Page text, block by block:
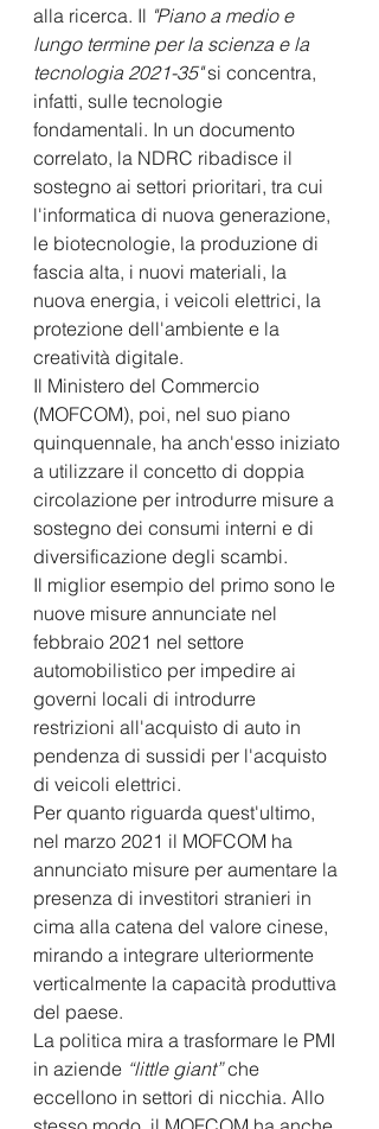
alla ricerca. Il "Piano a medio e
lungo termine per la scienza e la
tecnologia 2021-35" si concentra,
infatti, sulle tecnologie
fondamentali. In un documento
correlato, la NDRC ribadisce il
sostegno ai settori prioritari, tra cui
l'informatica di nuova generazione,
le biotecnologie, la produzione di
fascia alta, i nuovi materiali, la
nuova energia, i veicoli elettrici, la
protezione dell'ambiente e la
creatività digitale.
Il Ministero del Commercio
(MOFCOM), poi, nel suo piano
quinquennale, ha anch'esso iniziato
a utilizzare il concetto di doppia
circolazione per introdurre misure a
sostegno dei consumi interni e di
diversificazione degli scambi.
Il miglior esempio del primo sono le
nuove misure annunciate nel
febbraio 2021 nel settore
automobilistico per impedire ai
governi locali di introdurre
restrizioni all'acquisto di auto in
pendenza di sussidi per l'acquisto
di veicoli elettrici.
Per quanto riguarda quest'ultimo,
nel marzo 2021 il MOFCOM ha
annunciato misure per aumentare la
presenza di investitori stranieri in
cima alla catena del valore cinese,
mirando a integrare ulteriormente
verticalmente la capacità produttiva
del paese.
La politica mira a trasformare le PMI
in aziende “little giant” che
eccellono in settori di nicchia. Allo